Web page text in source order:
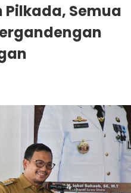
Pilkada, Semua